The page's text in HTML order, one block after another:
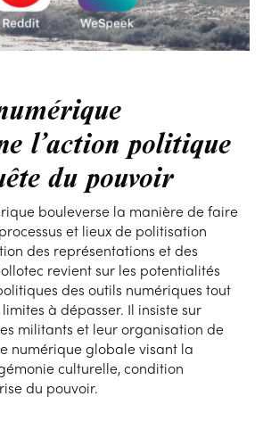
l’action politique
du pouvoir
bouleverse la manière de faire
et lieux de politisation
des représentations et des
revient sur les potentialités
des outils numériques tout
à dépasser. Il insiste sur
militants et leur organisation de
numérique globale visant la
culturelle, condition
du pouvoir.